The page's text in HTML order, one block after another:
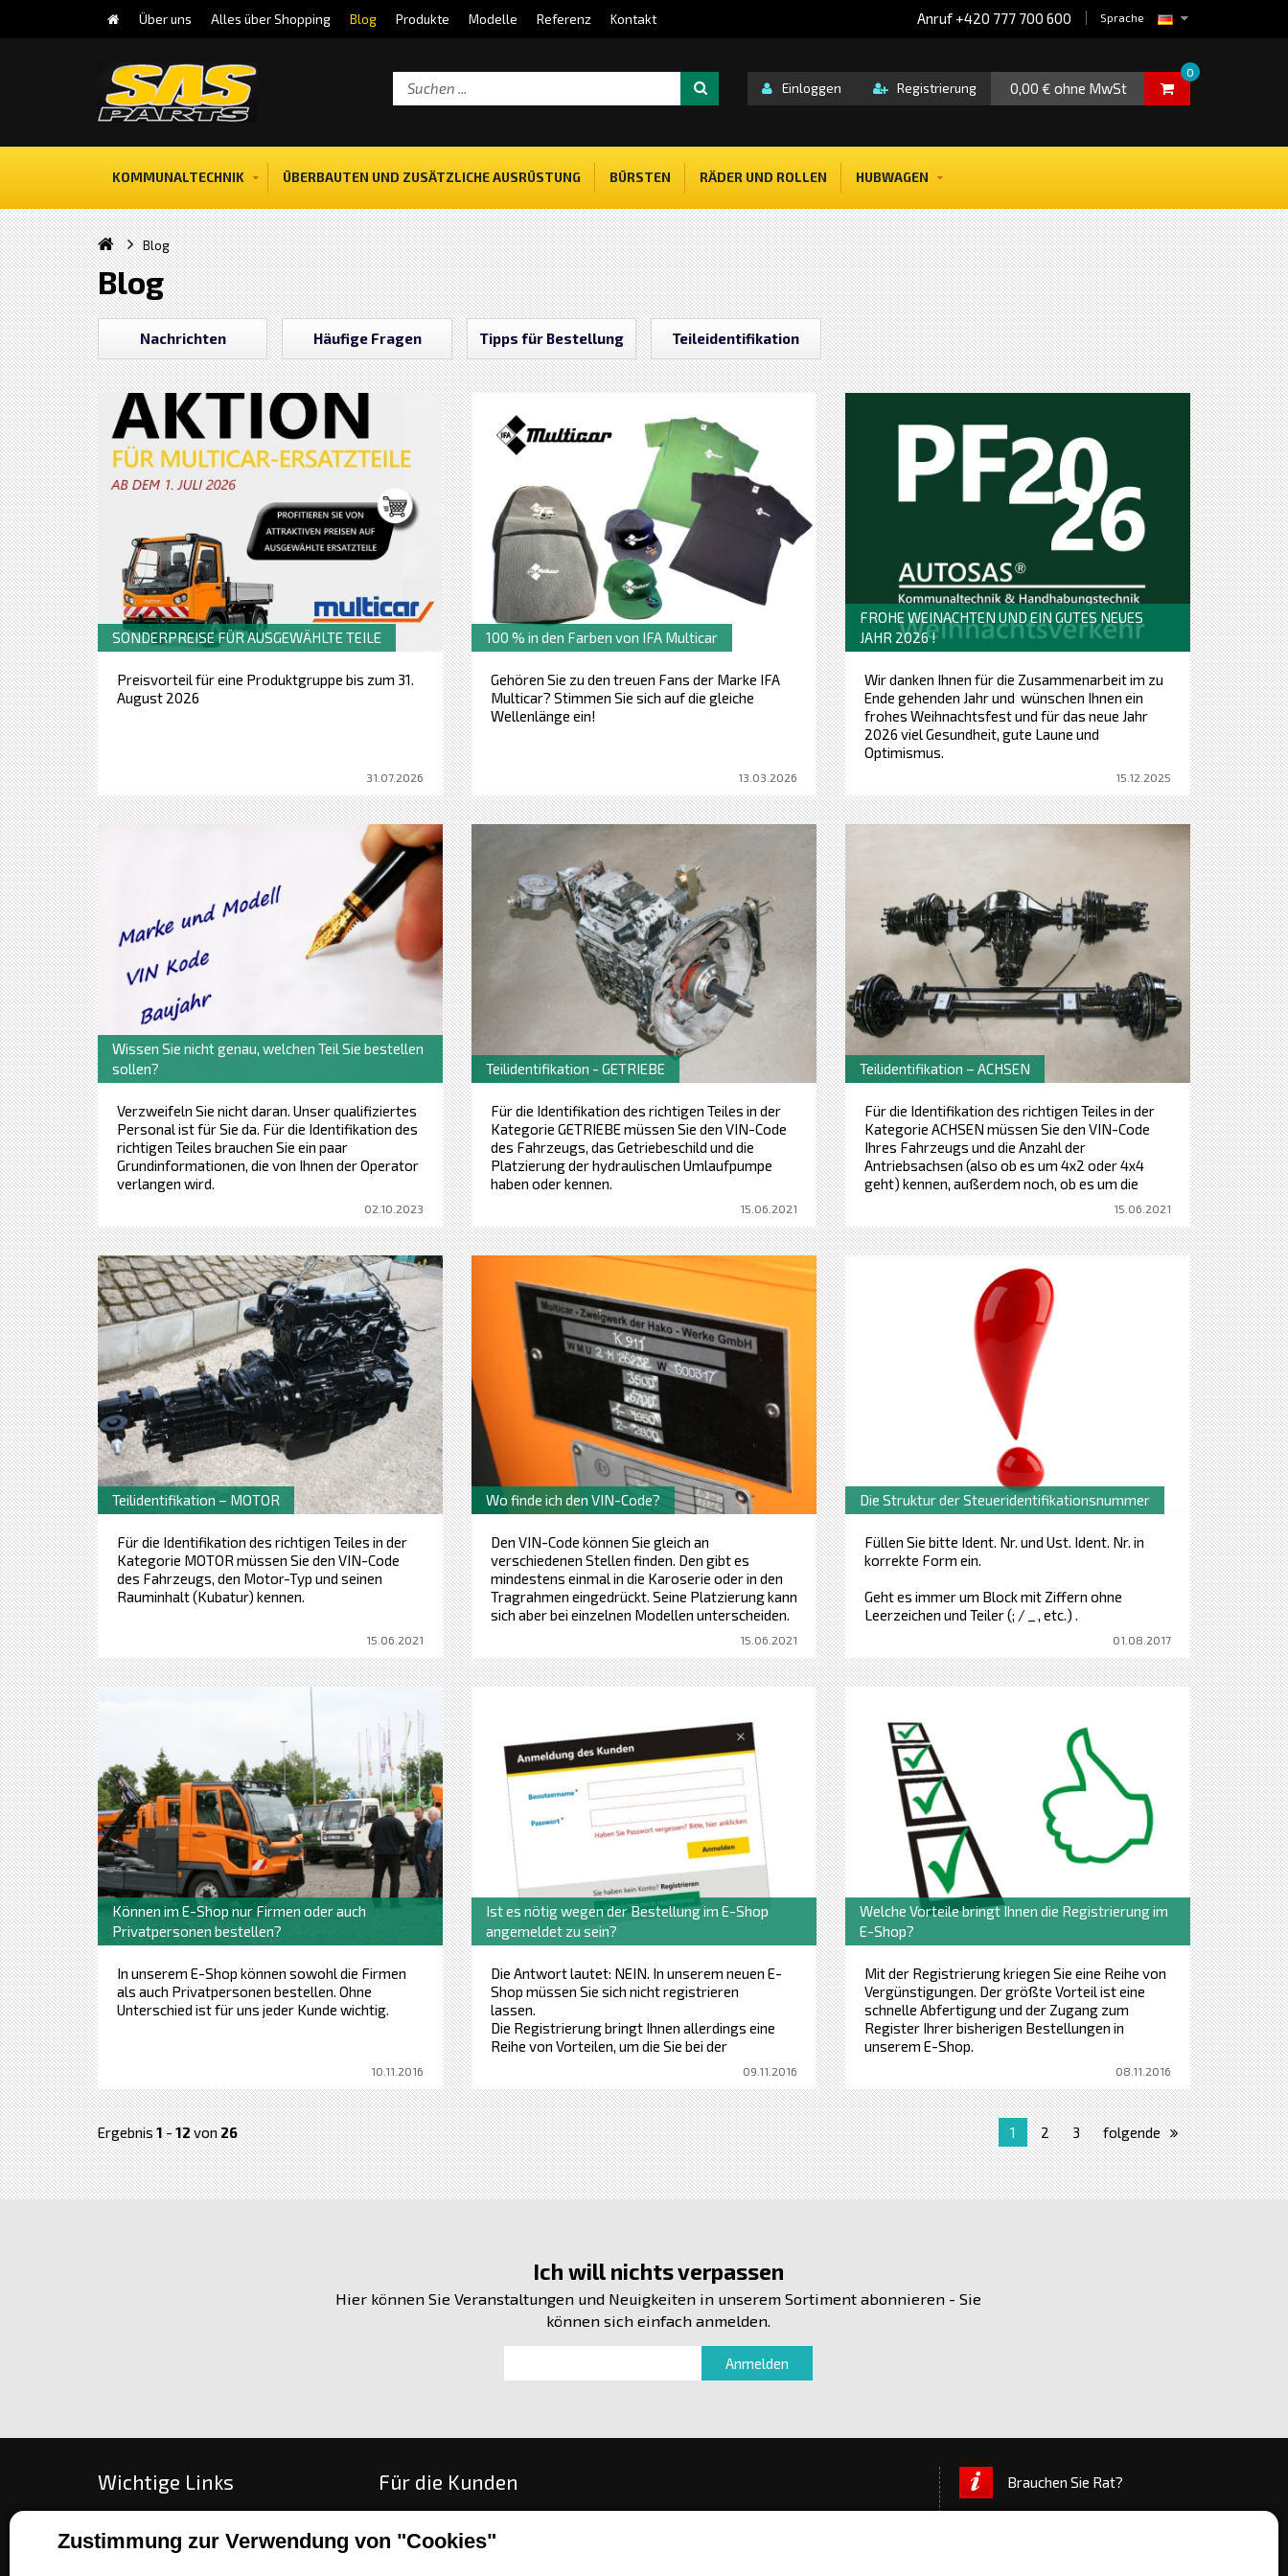
Zustimmung zur Verwendung von "Cookies"
Über uns Alles über Shopping Blog Produkte Modelle Referenz Kontakt Sprache
Anruf +420 777 700 600
0,00 € ohne MwSt
0
Einloggen Registrierung
KOMMUNALTECHNIK ÜBERBAUTEN UND ZUSÄTZLICHE AUSRÜSTUNG BÜRSTEN RÄDER UND ROLLEN HUBWAGEN
Blog
Blog
Nachrichten Häufige Fragen Tipps für Bestellung Teileidentifikation
SONDERPREISE FÜR AUSGEWÄHLTE TEILE
Preisvorteil für eine Produktgruppe bis zum 31.
August 2026
31.07.2026
100 % in den Farben von IFA Multicar
Gehören Sie zu den treuen Fans der Marke IFA
Multicar? Stimmen Sie sich auf die gleiche
Wellenlänge ein!
13.03.2026
FROHE WEINACHTEN UND EIN GUTES NEUES
JAHR 2026 !
Wir danken Ihnen für die Zusammenarbeit im zu
Ende gehenden Jahr und wünschen Ihnen ein
frohes Weihnachtsfest und für das neue Jahr
2026 viel Gesundheit, gute Laune und
Optimismus.
15.12.2025
Wissen Sie nicht genau, welchen Teil Sie bestellen
sollen?
Verzweifeln Sie nicht daran. Unser qualifiziertes
Personal ist für Sie da. Für die Identifikation des
richtigen Teiles brauchen Sie ein paar
Grundinformationen, die von Ihnen der Operator
verlangen wird.
02.10.2023
Teilidentifikation - GETRIEBE
Für die Identifikation des richtigen Teiles in der
Kategorie GETRIEBE müssen Sie den VIN-Code
des Fahrzeugs, das Getriebeschild und die
Platzierung der hydraulischen Umlaufpumpe
haben oder kennen.
15.06.2021
Teilidentifikation – ACHSEN
Für die Identifikation des richtigen Teiles in der
Kategorie ACHSEN müssen Sie den VIN-Code
Ihres Fahrzeugs und die Anzahl der
Antriebsachsen (also ob es um 4x2 oder 4x4
geht) kennen, außerdem noch, ob es um die
vordere oder hintere Achse geht, und nicht in der
und den Hersteller.
15.06.2021
Teilidentifikation – MOTOR
Für die Identifikation des richtigen Teiles in der
Kategorie MOTOR müssen Sie den VIN-Code
des Fahrzeugs, den Motor-Typ und seinen
Rauminhalt (Kubatur) kennen.
15.06.2021
Wo finde ich den VIN-Code?
Den VIN-Code können Sie gleich an
verschiedenen Stellen finden. Den gibt es
mindestens einmal in die Karoserie oder in den
Tragrahmen eingedrückt. Seine Platzierung kann
sich aber bei einzelnen Modellen unterscheiden.
15.06.2021
Die Struktur der Steueridentifikationsnummer
Füllen Sie bitte Ident. Nr. und Ust. Ident. Nr. in
korrekte Form ein.
Geht es immer um Block mit Ziffern ohne
Leerzeichen und Teiler (; / _ , etc.) .
und Teiler (; / _ , etc.)
Ust. Ident. Nr. ... Landesvorwahl und Block
etc.)
Geht es immer um Block mit Ziffern ohne
Leerzeichen und Teiler (; / _ , etc.) .
01.08.2017
Können im E-Shop nur Firmen oder auch
Privatpersonen bestellen?
In unserem E-Shop können sowohl die Firmen
als auch Privatpersonen bestellen. Ohne
Unterschied ist für uns jeder Kunde wichtig.
10.11.2016
Ist es nötig wegen der Bestellung im E-Shop
angemeldet zu sein?
Die Antwort lautet: NEIN. In unserem neuen E-
Shop müssen Sie sich nicht registrieren
lassen.
Die Registrierung bringt Ihnen allerdings eine
Reihe von Vorteilen, um die Sie bei der
Bestellung ohne Registrierung kommen.09.11.2016
Welche Vorteile bringt Ihnen die Registrierung im
E-Shop?
Mit der Registrierung kriegen Sie eine Reihe von
Vergünstigungen. Der größte Vorteil ist eine
schnelle Abfertigung und der Zugang zum
Register Ihrer bisherigen Bestellungen in
unserem E-Shop.
08.11.2016
Ergebnis1-12von26 1 2 3 folgende
Ich will nichts verpassen
Hier können Sie Veranstaltungen und Neuigkeiten in unserem Sortiment abonnieren - Sie
können sich einfach anmelden.
Wichtige Links
Über unsere Gesellschaft
Für die Kunden
Zahlungs- und Lieferungsoptionen
Brauchen Sie Rat?